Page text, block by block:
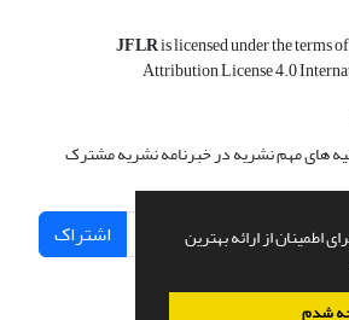
اطمینان از ارائه بهترین
شدم
JFLRis licensed under the terms
Attribution License 4.0
های مهم نشریه در خبرنامه نشریه مشترک
اشتراک